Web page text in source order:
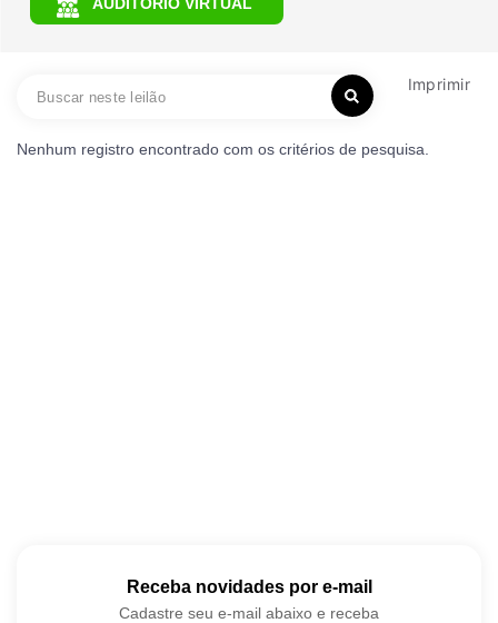
Imprimir
Nenhum registro encontrado com os critérios de pesquisa.
Receba novidades por e-mail
Cadastre seu e-mail abaixo e receba